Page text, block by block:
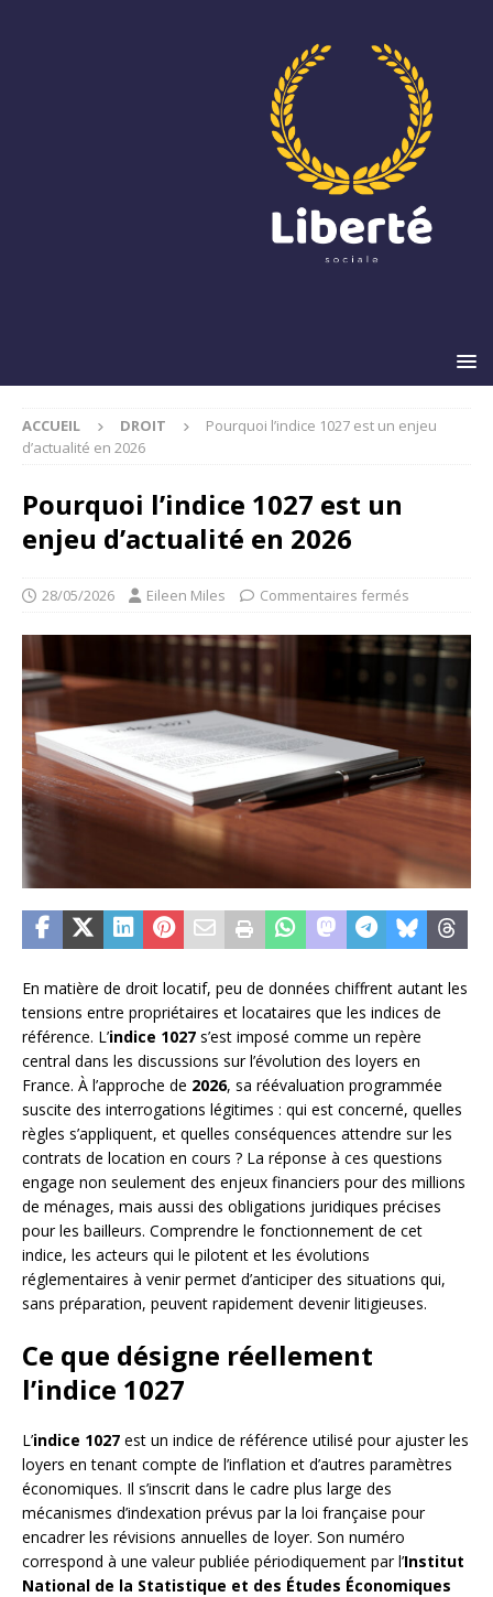
ACCUEIL DROIT
Pourquoi l’indice 1027 est un enjeu
d’actualité en 2026
Pourquoi l’indice 1027 est un
enjeu d’actualité en 2026
28/05/2026 Eileen Miles Commentaires fermés
En matière de droit locatif, peu de données chiffrent autant les
tensions entre propriétaires et locataires que les indices de
référence. L’indice 1027 s’est imposé comme un repère
central dans les discussions sur l’évolution des loyers en
France. À l’approche de 2026, sa réévaluation programmée
suscite des interrogations légitimes : qui est concerné, quelles
règles s’appliquent, et quelles conséquences attendre sur les
contrats de location en cours ? La réponse à ces questions
engage non seulement des enjeux financiers pour des millions
de ménages, mais aussi des obligations juridiques précises
pour les bailleurs. Comprendre le fonctionnement de cet
indice, les acteurs qui le pilotent et les évolutions
réglementaires à venir permet d’anticiper des situations qui,
sans préparation, peuvent rapidement devenir litigieuses.
Ce que désigne réellement
l’indice 1027
L’indice 1027 est un indice de référence utilisé pour ajuster les
loyers en tenant compte de l’inflation et d’autres paramètres
économiques. Il s’inscrit dans le cadre plus large des
mécanismes d’indexation prévus par la loi française pour
encadrer les révisions annuelles de loyer. Son numéro
correspond à une valeur publiée périodiquement par l’Institut
National de la Statistique et des Études Économiques